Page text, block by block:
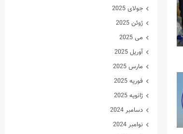
جولای 2025
ژوئن 2025
می 2025
آوریل 2025
مارس 2025
فوریه 2025
ژانویه 2025
دسامبر 2024
نوامبر 2024